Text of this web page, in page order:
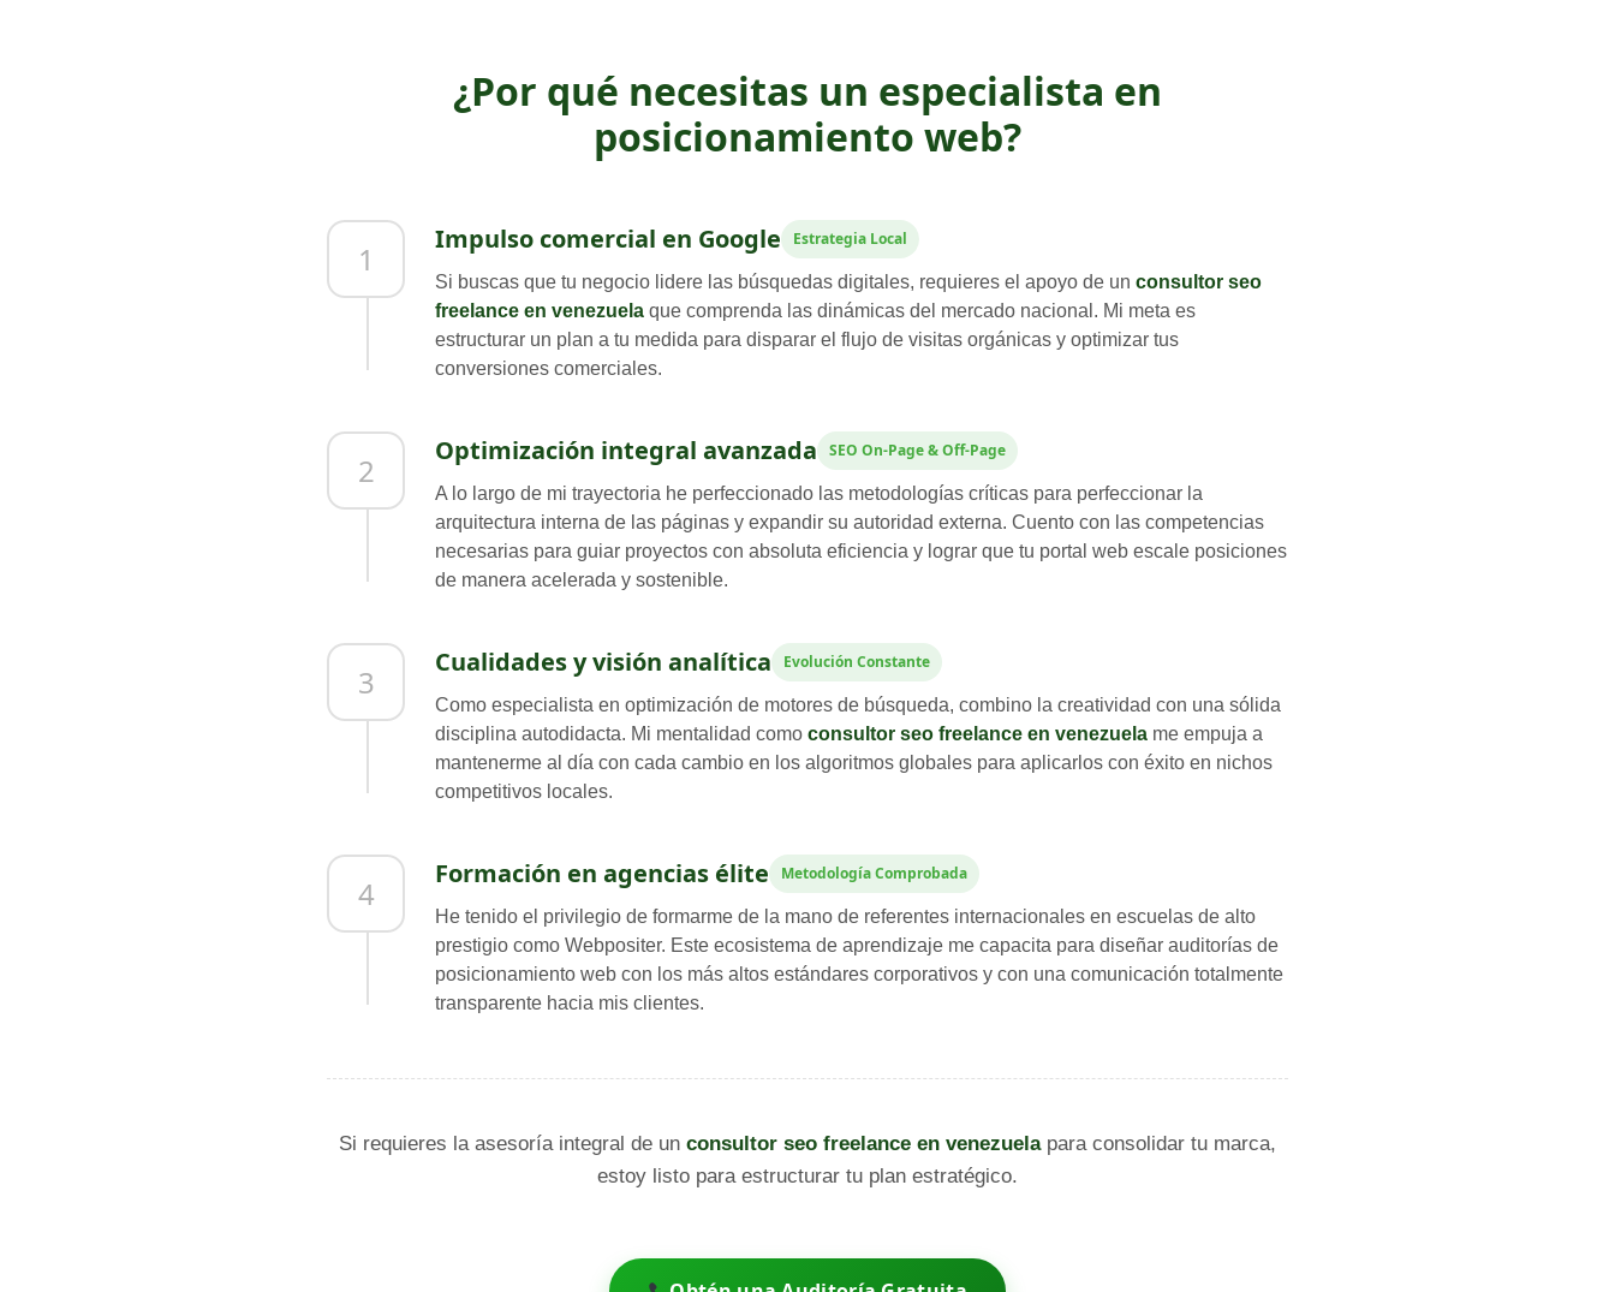
¿Por qué necesitas un especialista en
posicionamiento web?
1
Impulso comercial en Google Estrategia Local
Si buscas que tu negocio lidere las búsquedas digitales, requieres el apoyo de un consultor seo
freelance en venezuela que comprenda las dinámicas del mercado nacional. Mi meta es
estructurar un plan a tu medida para disparar el flujo de visitas orgánicas y optimizar tus
conversiones comerciales.
2
Optimización integral avanzada SEO On-Page & Off-Page
A lo largo de mi trayectoria he perfeccionado las metodologías críticas para perfeccionar la
arquitectura interna de las páginas y expandir su autoridad externa. Cuento con las competencias
necesarias para guiar proyectos con absoluta eficiencia y lograr que tu portal web escale posiciones
de manera acelerada y sostenible.
3
Cualidades y visión analítica Evolución Constante
Como especialista en optimización de motores de búsqueda, combino la creatividad con una sólida
disciplina autodidacta. Mi mentalidad como consultor seo freelance en venezuela me empuja a
mantenerme al día con cada cambio en los algoritmos globales para aplicarlos con éxito en nichos
competitivos locales.
4
Formación en agencias élite Metodología Comprobada
He tenido el privilegio de formarme de la mano de referentes internacionales en escuelas de alto
prestigio como Webpositer. Este ecosistema de aprendizaje me capacita para diseñar auditorías de
posicionamiento web con los más altos estándares corporativos y con una comunicación totalmente
transparente hacia mis clientes.
Si requieres la asesoría integral de un consultor seo freelance en venezuelapara consolidar tu marca,
estoy listo para estructurar tu plan estratégico.